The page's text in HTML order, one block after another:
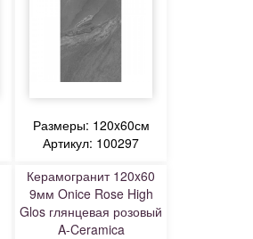
Размеры: 120x60см
Артикул: 100297
Керамогранит 120x60
9мм Onice Rose High
Glos глянцевая розовый
A-Ceramica